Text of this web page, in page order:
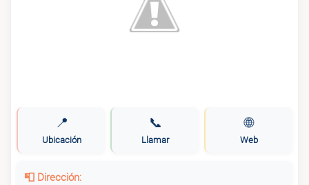
📍
Ubicación
📞
Llamar
🌐
Web
📮 Dirección: